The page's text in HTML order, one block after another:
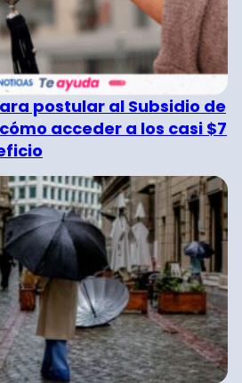
postular al Subsidio de
acceder a los casi $7